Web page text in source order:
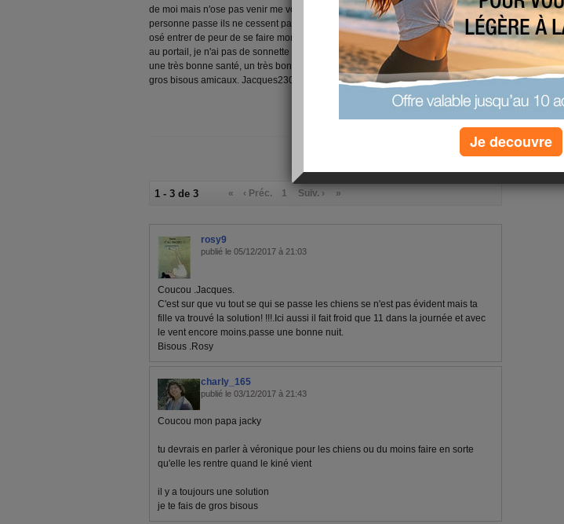
de moi mais n'ose pas venir me voir car dehors une horde de 8 chiens dès qu'une
personne passe ils ne cessent pas d'aboyer hier le kiné devait venir et il n'a pas
osé entrer de peur de se faire mordre et je le comprends, je ne savais pas qu'il était
au portail, je n'ai pas de sonnette donc je ne savais pas, sur ce je vous souhaite
une très bonne santé, un très bon dimanche sous le soleil comme il en fait ici, de
gros bisous amicaux. Jacques2308
(3) commentaires
1 - 3 de 3 « ‹ Préc. 1 Suiv. › »
rosy9
publié le 05/12/2017 à 21:03
Coucou .Jacques.
C'est sur que vu tout se qui se passe les chiens se n'est pas évident mais ta
fille va trouvé la solution! !!!.Ici aussi il fait froid que 11 dans la journée et avec
le vent encore moins.passe une bonne nuit.
Bisous .Rosy
charly_165
publié le 03/12/2017 à 21:43
Coucou mon papa jacky
tu devrais en parler à véronique pour les chiens ou du moins faire en sorte
qu'elle les rentre quand le kiné vient
il y a toujours une solution
je te fais de gros bisous
Je decouvre